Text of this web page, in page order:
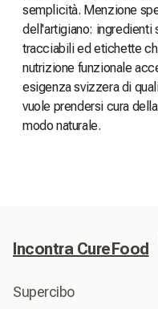
semplicità. Menzione
dell'artigiano: ingredienti
tracciabili ed etichette
nutrizione funzionale
esigenza svizzera di
vuole prendersi cura
modo naturale.
Incontra CureFood
Supercibo